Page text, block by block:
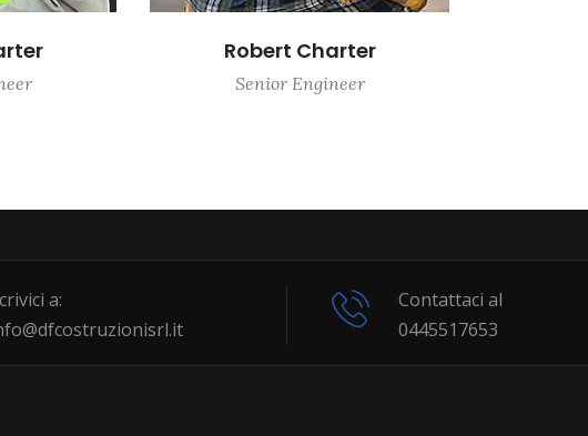
Robert Charter
Senior Engineer
a:
Contattaci al
0445517653